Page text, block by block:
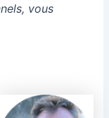
vous